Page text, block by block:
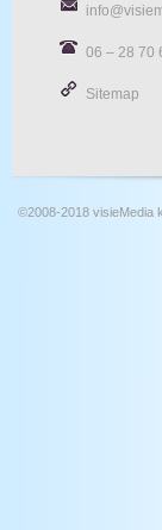
06 – 28 70
Sitemap
©2008-2018 visieMedia